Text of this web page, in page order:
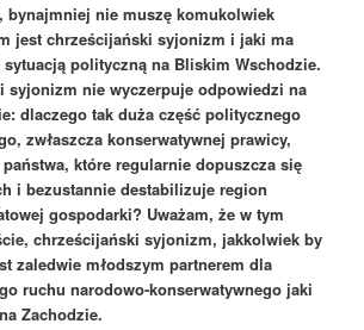
bynajmniej nie muszę komukolwiek
jest chrześcijański syjonizm i jaki ma
sytuacją polityczną na Bliskim Wschodzie.
syjonizm nie wyczerpuje odpowiedzi na
dlaczego tak duża część politycznego
zwłaszcza konserwatywnej prawicy,
które regularnie dopuszcza się
i bezustannie destabilizuje region
gospodarki? Uważam, że w tym
chrześcijański syjonizm, jakkolwiek by
zaledwie młodszym partnerem dla
ruchu narodowo-konserwatywnego jaki
Zachodzie.